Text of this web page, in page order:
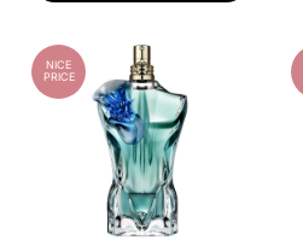
NICE
PRICE